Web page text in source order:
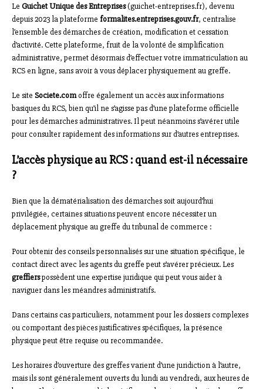
Le Guichet Unique des Entreprises(guichet-entreprises.fr), devenu
depuis 2023 la plateforme formalites.entreprises.gouv.fr, centralise
l’ensemble des démarches de création, modification et cessation
d’activité. Cette plateforme, fruit de la volonté de simplification
administrative, permet désormais d’effectuer votre immatriculation au
RCS en ligne, sans avoir à vous déplacer physiquement au greffe.
Le site Societe.comoffre également un accès aux informations
basiques du RCS, bien qu’il ne s’agisse pas d’une plateforme officielle
pour les démarches administratives. Il peut néanmoins s’avérer utile
pour consulter rapidement des informations sur d’autres entreprises.
L’accès physique au RCS : quand est-il nécessaire
?
Bien que la dématérialisation des démarches soit aujourd’hui
privilégiée, certaines situations peuvent encore nécessiter un
déplacement physique au greffe du tribunal de commerce :
Pour obtenir des conseils personnalisés sur une situation spécifique, le
contact direct avec les agents du greffe peut s’avérer précieux. Les
greffierspossèdent une expertise juridique qui peut vous aider à
naviguer dans les méandres administratifs.
Dans certains cas particuliers, notamment pour les dossiers complexes
ou comportant des pièces justificatives spécifiques, la présence
physique peut être requise ou recommandée.
Les horaires d’ouverture des greffes varient d’une juridiction à l’autre,
mais ils sont généralement ouverts du lundi au vendredi, aux heures de